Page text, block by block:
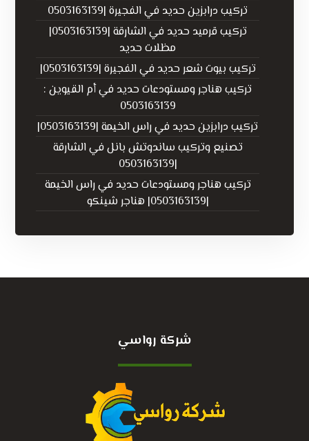
تركيب درابزين حديد في الفجيرة |0503163139
تركيب قرميد حديد في الشارقة |0503163139|
مظلات حديد
تركيب بيوت شعر حديد في الفجيرة |0503163139|
تركيب هناجر ومستودعات حديد في أم القيوين :
0503163139
تركيب درابزين حديد في راس الخيمة |0503163139|
تصنيع وتركيب ساندوتش بانل في الشارقة
|0503163139
تركيب هناجر ومستودعات حديد في راس الخيمة
|0503163139| هناجر شينكو
شركة رواسي